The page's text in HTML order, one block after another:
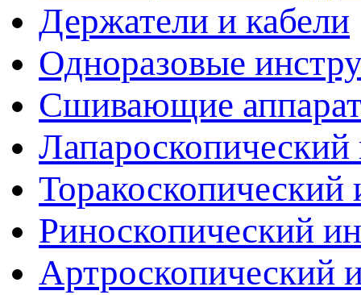
Держатели и кабели
Одноразовые
Сшивающие
Лапароскопический
Торакоскопический
Риноскопический
Артроскопический